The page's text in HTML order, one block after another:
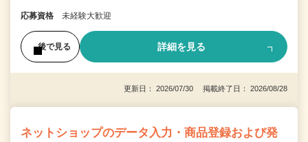
応募資格 未経験大歓迎
後で見る 詳細を見る
更新日： 2026/07/30 掲載終了日： 2026/08/28
ネットショップのデータ入力・商品登録および発